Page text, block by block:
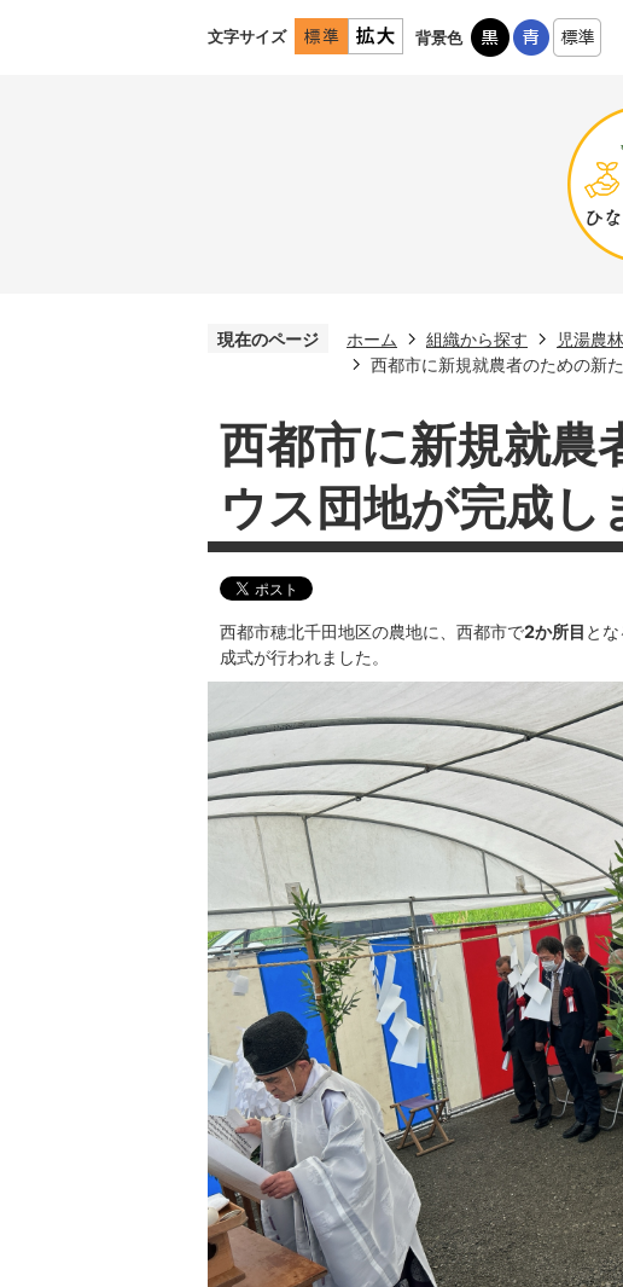
文字サイズ 背景色
現在のページ ホーム 組織から探す 児湯農
西都市に新規就農者のための新
西都市に新規就農
ウス団地が完成し
西都市穂北千田地区の農地に、西都市で2か所目 とな
成式が行われました。